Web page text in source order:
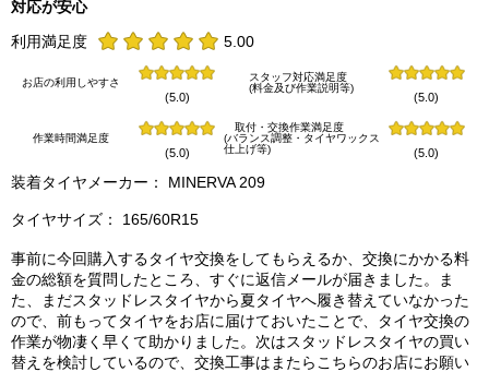
対応が安心
利用満足度
5.00
お店の利用しやすさ
(5.0)
スタッフ対応満足度
(料金及び作業説明等)
(5.0)
作業時間満足度
(5.0)
取付・交換作業満足度
(バランス調整・タイヤワックス
仕上げ等)
(5.0)
装着タイヤメーカー： MINERVA 209
タイヤサイズ： 165/60R15
事前に今回購入するタイヤ交換をしてもらえるか、交換にかかる料
金の総額を質問したところ、すぐに返信メールが届きました。ま
た、まだスタッドレスタイヤから夏タイヤへ履き替えていなかった
ので、前もってタイヤをお店に届けておいたことで、タイヤ交換の
作業が物凄く早くて助かりました。次はスタッドレスタイヤの買い
替えを検討しているので、交換工事はまたらこちらのお店にお願い